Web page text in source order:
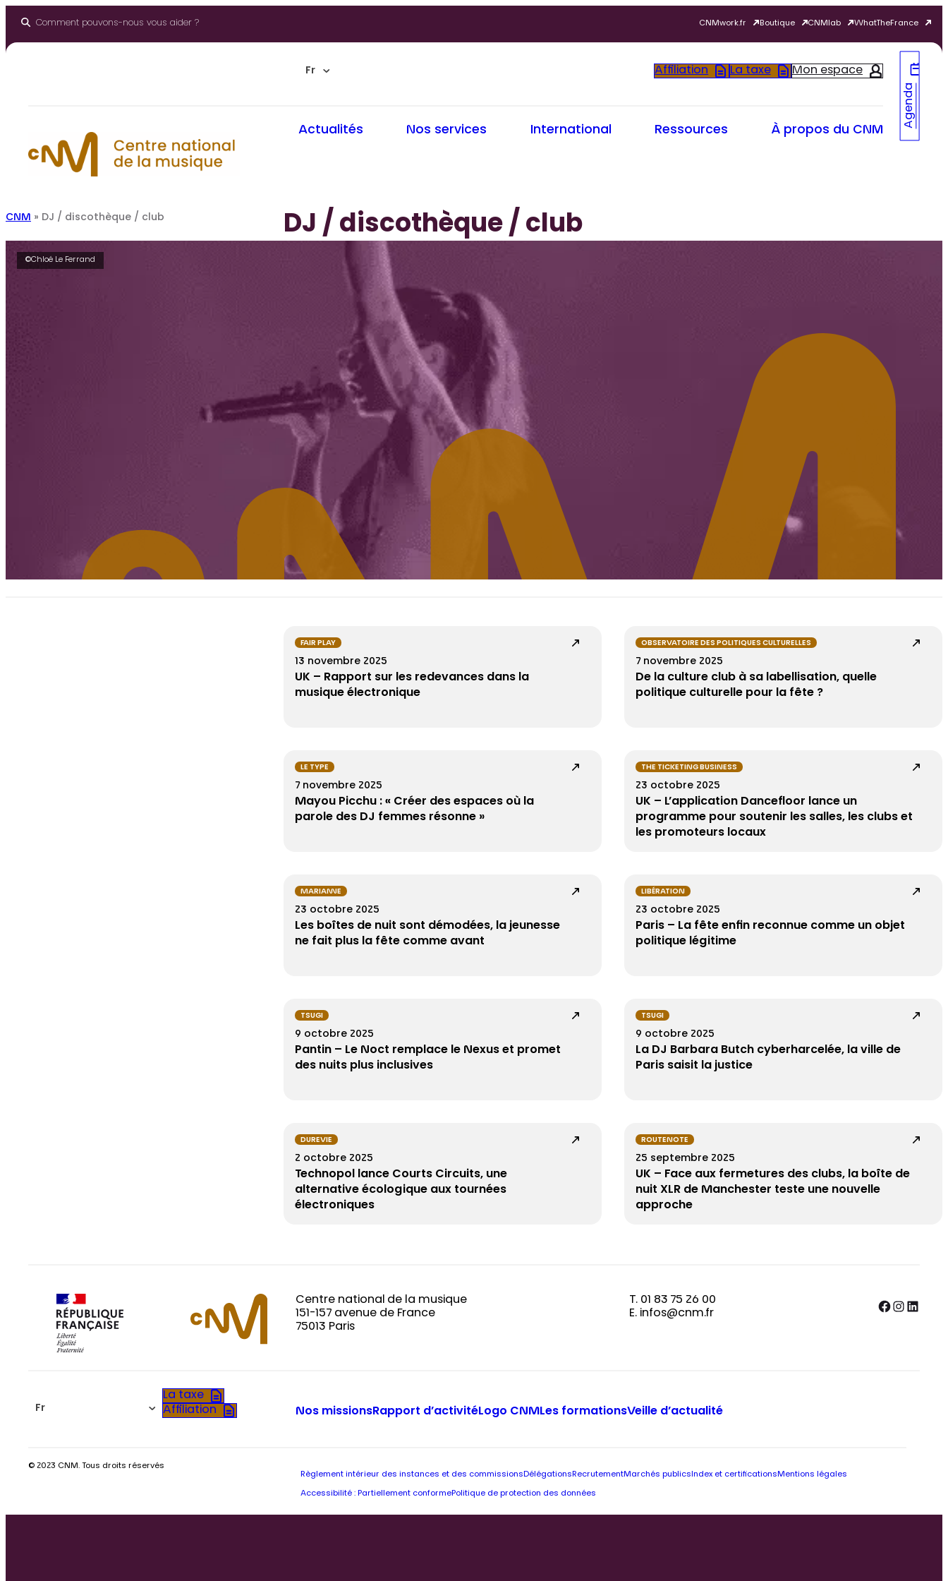
Comment pouvons-nous vous aider ? CNMwork.fr Boutique CNMlab WhatTheFrance
Fr Affiliation La taxe Mon espace
Actualités Nos services International Ressources À propos du CNM
Agenda
CNM » DJ / discothèque / club DJ / discothèque / club
©Chloé Le Ferrand
FAIR PLAY
13 novembre 2025
UK – Rapport sur les redevances dans la
musique électronique
OBSERVATOIRE DES POLITIQUES CULTURELLES
7 novembre 2025
De la culture club à sa labellisation, quelle
politique culturelle pour la fête ?
LE TYPE
7 novembre 2025
Mayou Picchu : « Créer des espaces où la
parole des DJ femmes résonne »
THE TICKETING BUSINESS
23 octobre 2025
UK – L’application Dancefloor lance un
programme pour soutenir les salles, les clubs et
les promoteurs locaux
MARIANNE
23 octobre 2025
Les boîtes de nuit sont démodées, la jeunesse
ne fait plus la fête comme avant
LIBÉRATION
23 octobre 2025
Paris – La fête enfin reconnue comme un objet
politique légitime
TSUGI
9 octobre 2025
Pantin – Le Noct remplace le Nexus et promet
des nuits plus inclusives
TSUGI
9 octobre 2025
La DJ Barbara Butch cyberharcelée, la ville de
Paris saisit la justice
DUREVIE
2 octobre 2025
Technopol lance Courts Circuits, une
alternative écologique aux tournées
électroniques
ROUTENOTE
25 septembre 2025
UK – Face aux fermetures des clubs, la boîte de
nuit XLR de Manchester teste une nouvelle
approche
Centre national de la musique
151-157 avenue de France
75013 Paris
T. 01 83 75 26 00
E. infos@cnm.fr
Facebook InstagramLinkedIn
Fr
La taxe
Affiliation
Nos missionsRapport d’activitéLogo CNMLes formationsVeille d’actualité
© 2023 CNM. Tous droits réservés
Règlement intérieur des instances et des commissions Délégations RecrutementMarchés publics Index et certifications Mentions légales
Accessibilité : Partiellement conformePolitique de protection des données